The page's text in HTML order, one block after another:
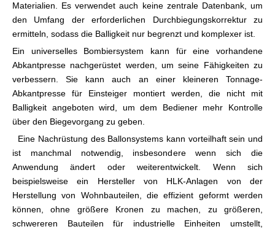
Materialien. Es verwendet auch keine zentrale Datenbank, um
den Umfang der erforderlichen Durchbiegungskorrektur zu
ermitteln, sodass die Balligkeit nur begrenzt und komplexer ist.
Ein universelles Bombiersystem kann für eine vorhandene
Abkantpresse nachgerüstet werden, um seine Fähigkeiten zu
verbessern. Sie kann auch an einer kleineren Tonnage-
Abkantpresse für Einsteiger montiert werden, die nicht mit
Balligkeit angeboten wird, um dem Bediener mehr Kontrolle
über den Biegevorgang zu geben.
Eine Nachrüstung des Ballonsystems kann vorteilhaft sein und
ist manchmal notwendig, insbesondere wenn sich die
Anwendung ändert oder weiterentwickelt. Wenn sich
beispielsweise ein Hersteller von HLK-Anlagen von der
Herstellung von Wohnbauteilen, die effizient geformt werden
können, ohne größere Kronen zu machen, zu größeren,
schwereren Bauteilen für industrielle Einheiten umstellt,